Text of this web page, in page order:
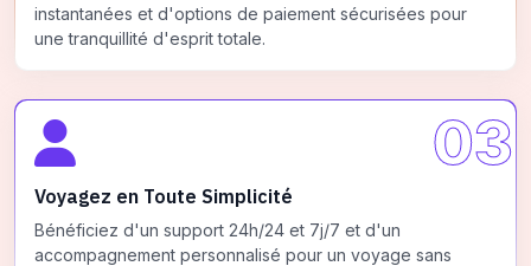
instantanées et d'options de paiement sécurisées pour
une tranquillité d'esprit totale.
03
Voyagez en Toute Simplicité
Bénéficiez d'un support 24h/24 et 7j/7 et d'un
accompagnement personnalisé pour un voyage sans